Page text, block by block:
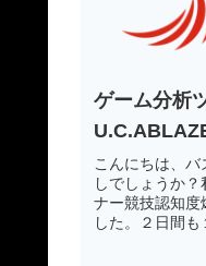
ゲーム分析
こんにちは、
しでしょうか
ナー競技認知度
した。２日間